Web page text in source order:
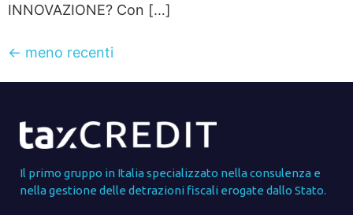
INNOVAZIONE? Con […]
← meno recenti
Il primo gruppo in Italia specializzato nella consulenza e
nella gestione delle detrazioni fiscali erogate dallo Stato.